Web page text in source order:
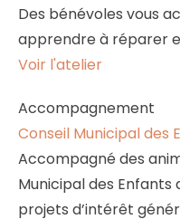
Des bénévoles vous
apprendre à réparer
Voir l'atelier
Accompagnement
Conseil Municipal des
Accompagné des
Municipal des Enfants
projets d’intérêt